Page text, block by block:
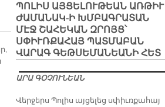
ՊՈԼԻՍ ԱՅՑԵԼՈՒԹԵԱՆ ԱՌԹԻՒ
ԺԱՄԱՆԱԿ-Ի ԽՄԲԱԳՐԱՏԱՆ
ՄԷՋ ՇԱՀԵԿԱՆ ԶՐՈՅՑ՝
ՍՓԻՒՌՔԱՀԱՅ ՊԱՏՄԱԲԱՆ
ՎԱՐԱԳ ԳԵԹՍԵՄԱՆԵԱՆԻ ՀԵՏ
ԱՐԱ ԳՕՉՈՒՆԵԱՆ
Վերջերս Պոլիս այցելեց սփիւռքահայ